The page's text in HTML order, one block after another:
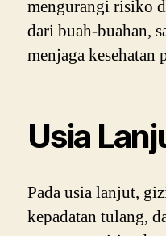
mengurangi risiko
dari buah-buahan,
menjaga kesehatan
Usia
Pada usia lanjut,
kepadatan tulang,